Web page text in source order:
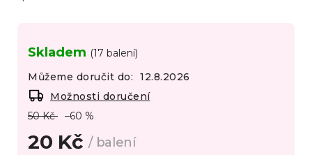
50 Kč –60 %
20 Kč/ balení
Skladem (17 balení)
Můžeme doručit do:
12.8.2026
Možnosti doručení